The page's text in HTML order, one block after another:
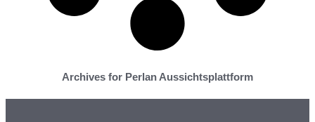
Archives for Perlan Aussichtsplattform